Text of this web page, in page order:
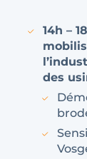
14h –
des